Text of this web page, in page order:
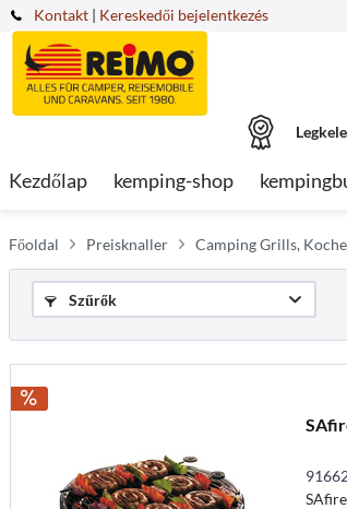
Kontakt | Kereskedői bejelentkezés
Kezdőlap kemping-shop
Főoldal Preisknaller Camping Grills,
Szűrők